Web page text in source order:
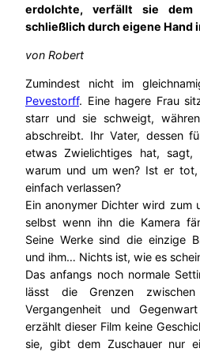
erdolchte, verfällt sie dem
schließlich durch eigene Hand
von Robert
Zumindest nicht im
Pevestorff. Eine hagere Frau
starr und sie schweigt,
abschreibt. Ihr Vater, dessen
etwas Zwielichtiges hat,
warum und um wen? Ist er
einfach verlassen?
Ein anonymer Dichter wird zum
selbst wenn ihn die Kamera
Seine Werke sind die einzige
und ihm… Nichts ist, wie es
Das anfangs noch normale
lässt die Grenzen
Vergangenheit und
erzählt dieser Film keine
sie, gibt dem Zuschauer nur